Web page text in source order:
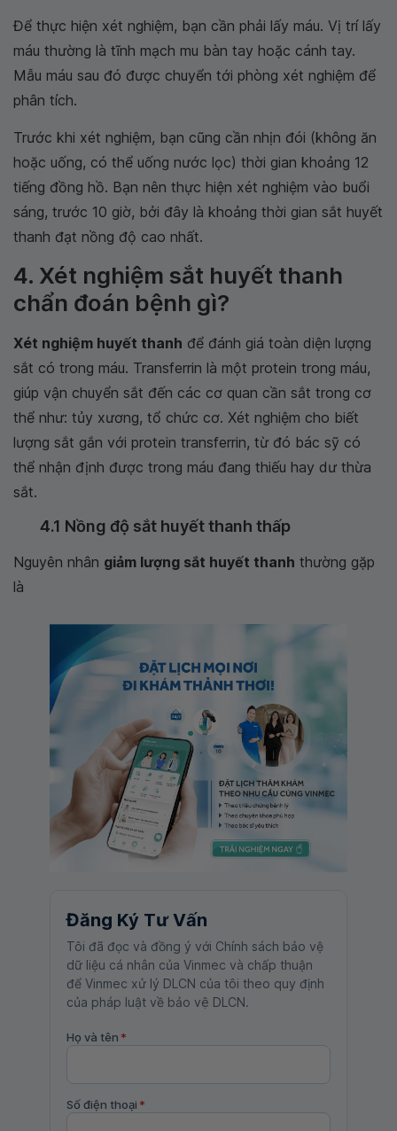
Để thực hiện xét nghiệm, bạn cần phải lấy máu. Vị trí lấy
máu thường là tĩnh mạch mu bàn tay hoặc cánh tay.
Mẫu máu sau đó được chuyển tới phòng xét nghiệm để
phân tích.
Trước khi xét nghiệm, bạn cũng cần nhịn đói (không ăn
hoặc uống, có thể uống nước lọc) thời gian khoảng 12
tiếng đồng hồ. Bạn nên thực hiện xét nghiệm vào buổi
sáng, trước 10 giờ, bởi đây là khoảng thời gian sắt huyết
thanh đạt nồng độ cao nhất.
4. Xét nghiệm sắt huyết thanh
chẩn đoán bệnh gì?
Xét nghiệm huyết thanh để đánh giá toàn diện lượng
sắt có trong máu. Transferrin là một protein trong máu,
giúp vận chuyển sắt đến các cơ quan cần sắt trong cơ
thể như: tủy xương, tổ chức cơ. Xét nghiệm cho biết
lượng sắt gắn với protein transferrin, từ đó bác sỹ có
thể nhận định được trong máu đang thiếu hay dư thừa
sắt.
4.1 Nồng độ sắt huyết thanh thấp
Nguyên nhân giảm lượng sắt huyết thanh thường gặp
là
Đăng Ký Tư Vấn
Tôi đã đọc và đồng ý với Chính sách bảo vệ
dữ liệu cá nhân của Vinmec và chấp thuận
để Vinmec xử lý DLCN của tôi theo quy định
của pháp luật về bảo vệ DLCN.
Họ và tên *
Số điện thoại *